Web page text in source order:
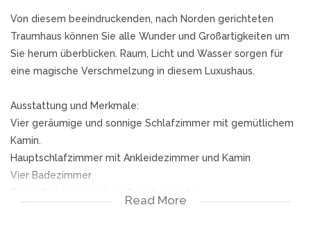
Von diesem beeindruckenden, nach Norden gerichteten
Traumhaus können Sie alle Wunder und Großartigkeiten um
Sie herum überblicken. Raum, Licht und Wasser sorgen für
eine magische Verschmelzung in diesem Luxushaus.
Ausstattung und Merkmale:
Vier geräumige und sonnige Schlafzimmer mit gemütlichem
Kamin.
Hauptschlafzimmer mit Ankleidezimmer und Kamin
Vier Badezimmer
Read More